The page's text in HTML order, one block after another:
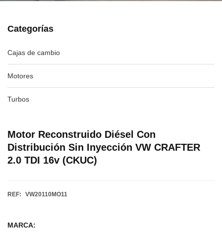
Categorías
Cajas de cambio
Motores
Turbos
Motor Reconstruido Diésel Con
Distribución Sin Inyección VW CRAFTER
2.0 TDI 16v (CKUC)
REF: VW20110MO11
MARCA: